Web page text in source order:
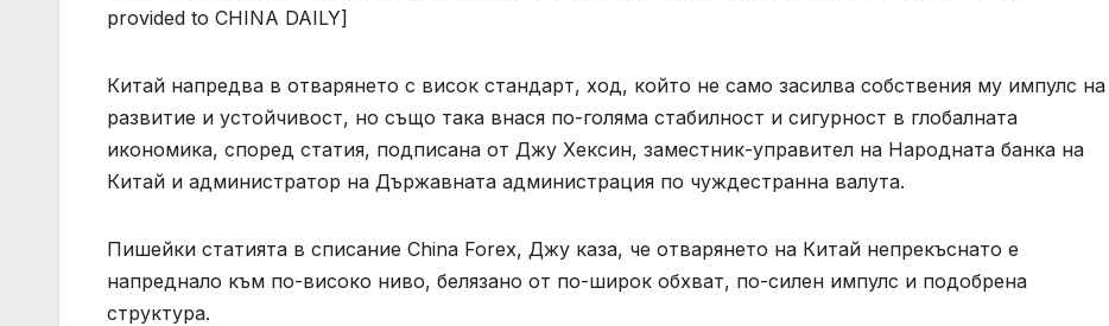
provided to CHINA DAILY]
Китай напредва в отварянето с висок стандарт, ход, който не само засилва собствения му импулс на
развитие и устойчивост, но също така внася по-голяма стабилност и сигурност в глобалната
икономика, според статия, подписана от Джу Хексин, заместник-управител на Народната банка на
Китай и администратор на Държавната администрация по чуждестранна валута.
Пишейки статията в списание China Forex, Джу каза, че отварянето на Китай непрекъснато е
напреднало към по-високо ниво, белязано от по-широк обхват, по-силен импулс и подобрена
структура.